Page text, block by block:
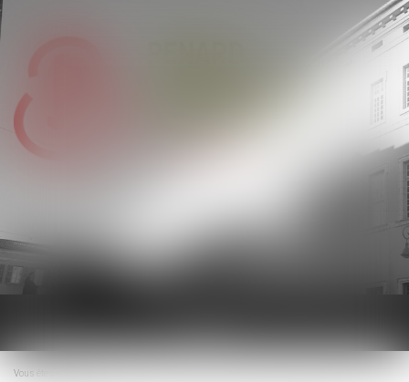
le
menu
Vous êtes ici :